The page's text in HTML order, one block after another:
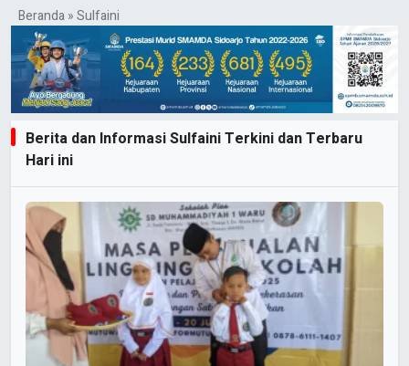
Beranda»Sulfaini
Berita dan Informasi Sulfaini Terkini dan Terbaru
Hari ini